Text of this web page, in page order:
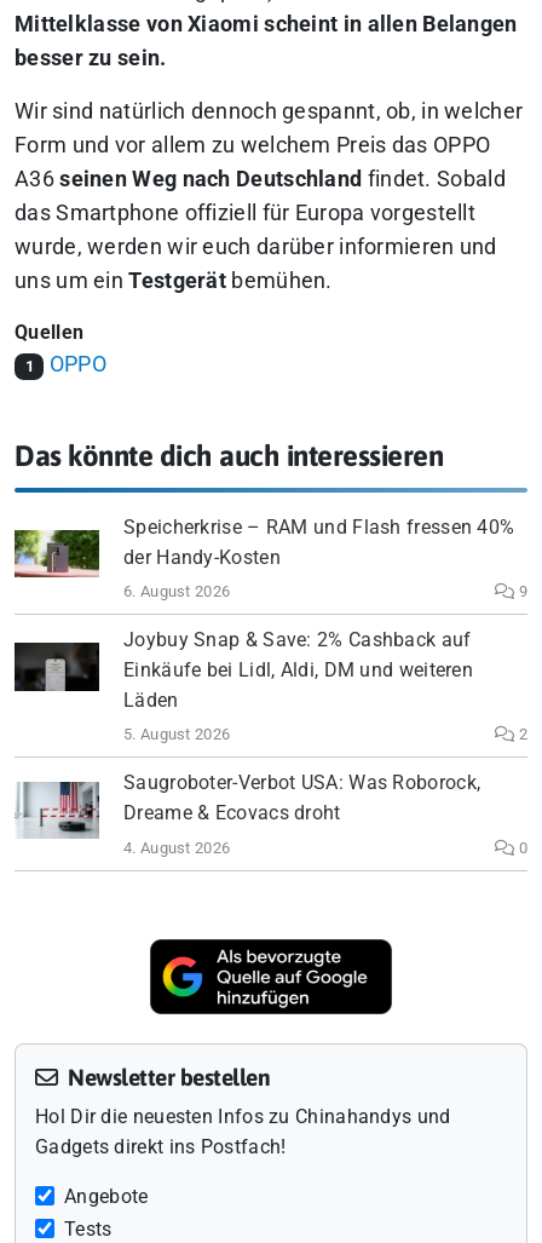
Mittelklasse von Xiaomi scheint in allen Belangen
besser zu sein.
Wir sind natürlich dennoch gespannt, ob, in welcher
Form und vor allem zu welchem Preis das OPPO
A36seinen Weg nach Deutschland findet. Sobald
das Smartphone offiziell für Europa vorgestellt
wurde, werden wir euch darüber informieren und
uns um einTestgerät bemühen.
Quellen
1 OPPO
Das könnte dich auch interessieren
Speicherkrise – RAM und Flash fressen 40%
der Handy-Kosten
6. August 2026 9
Joybuy Snap & Save: 2% Cashback auf
Einkäufe bei Lidl, Aldi, DM und weiteren
Läden
5. August 2026 2
Saugroboter-Verbot USA: Was Roborock,
Dreame & Ecovacs droht
4. August 2026 0
Newsletter bestellen
Hol Dir die neuesten Infos zu Chinahandys und
Gadgets direkt ins Postfach!
Angebote
Tests